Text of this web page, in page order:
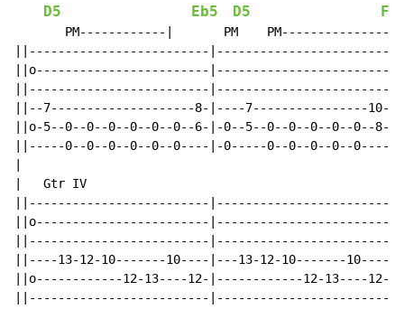
D5 Eb5 D5 F5
PM------------|       PM
||-------------------------
||o------------------------
||-------------------------
||--7--------------------8-|----7----------------
||o-5--0--0--0--0--0--0--6-|-0--5--0--0--0--0--0--
||-----0--0--0--0--0--0----|-0-----0--0--0--0--
|   Gtr IV
||-------------------------|------------------------|
||o------------------------|------------------------|
||-------------------------|------------------------|
||----13-12-10-------10----|---13-12-10-------10----|
||o------------12-13----12-|------------12-13----12-|
||-------------------------|------------------------|